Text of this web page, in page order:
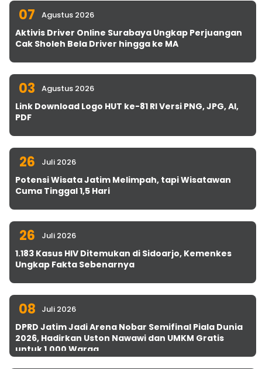
07 Agustus 2026
Aktivis Driver Online Surabaya Ungkap Perjuangan
Cak Sholeh Bela Driver hingga ke MA
03 Agustus 2026
Link Download Logo HUT ke-81 RI Versi PNG, JPG, AI,
PDF
26 Juli 2026
Potensi Wisata Jatim Melimpah, tapi Wisatawan
Cuma Tinggal 1,5 Hari
26 Juli 2026
1.183 Kasus HIV Ditemukan di Sidoarjo, Kemenkes
Ungkap Fakta Sebenarnya
08 Juli 2026
DPRD Jatim Jadi Arena Nobar Semifinal Piala Dunia
2026, Hadirkan Uston Nawawi dan UMKM Gratis
untuk 1.000 Warga